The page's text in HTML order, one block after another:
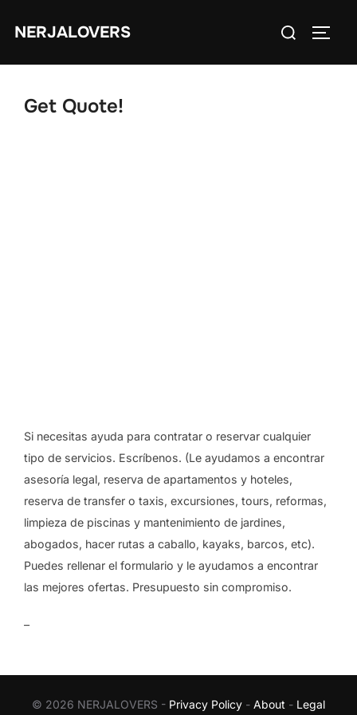
NERJALOVERS
Search
for:
Get Quote!
Si necesitas ayuda para contratar o reservar cualquier
tipo de servicios. Escríbenos. (Le ayudamos a encontrar
asesoría legal, reserva de apartamentos y hoteles,
reserva de transfer o taxis, excursiones, tours, reformas,
limpieza de piscinas y mantenimiento de jardines,
abogados, hacer rutas a caballo, kayaks, barcos, etc).
Puedes rellenar el formulario y le ayudamos a encontrar
las mejores ofertas. Presupuesto sin compromiso.
–
© 2026 NERJALOVERS - Privacy Policy - About - Legal